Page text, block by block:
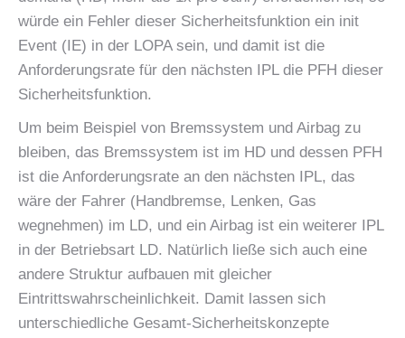
würde ein Fehler dieser Sicherheitsfunktion ein init
Event (IE) in der LOPA sein, und damit ist die
Anforderungsrate für den nächsten IPL die PFH dieser
Sicherheitsfunktion.
Um beim Beispiel von Bremssystem und Airbag zu
bleiben, das Bremssystem ist im HD und dessen PFH
ist die Anforderungsrate an den nächsten IPL, das
wäre der Fahrer (Handbremse, Lenken, Gas
wegnehmen) im LD, und ein Airbag ist ein weiterer IPL
in der Betriebsart LD. Natürlich ließe sich auch eine
andere Struktur aufbauen mit gleicher
Eintrittswahrscheinlichkeit. Damit lassen sich
unterschiedliche Gesamt-Sicherheitskonzepte